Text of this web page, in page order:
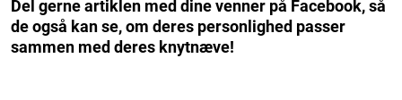
Del gerne artiklen med dine venner på Facebook, så
de også kan se, om deres personlighed passer
sammen med deres knytnæve!